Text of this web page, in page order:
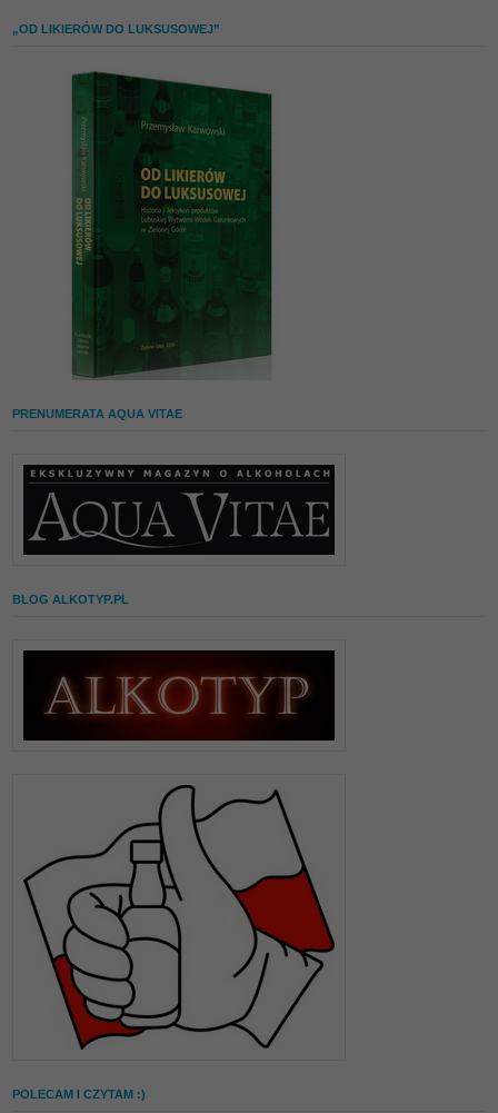
„OD LIKIERÓW DO LUKSUSOWEJ”
PRENUMERATA AQUA VITAE
BLOG ALKOTYP.PL
POLECAM I CZYTAM :)